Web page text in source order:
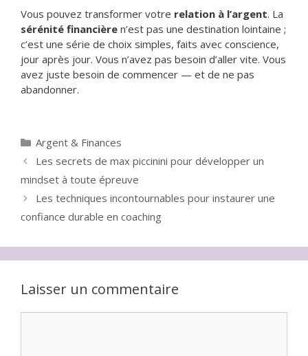
Vous pouvez transformer votre relation à l’argent. La
sérénité financière n’est pas une destination lointaine ;
c’est une série de choix simples, faits avec conscience,
jour après jour. Vous n’avez pas besoin d’aller vite. Vous
avez juste besoin de commencer — et de ne pas
abandonner.
Catégories
Argent & Finances
Les secrets de max piccinini pour développer un
mindset à toute épreuve
Les techniques incontournables pour instaurer une
confiance durable en coaching
Laisser un commentaire